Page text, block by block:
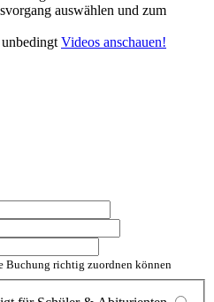
auswählen und zum
Videos anschauen!
Buchung richtig zuordnen können